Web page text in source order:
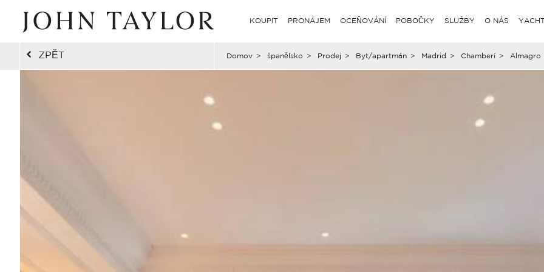
KOUPIT PRONÁJEM OCEŇOVÁNÍ POBOČKY SLUŽBY O NÁS
ZPĚT Domov > španělsko > Prodej > Byt/apartmán > Madrid > Chamberí > Almagro